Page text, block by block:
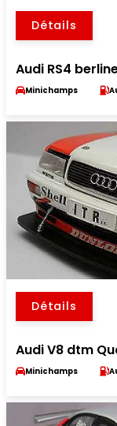
Détails
Audi RS4
Minichamps
Détails
Audi V8 dtm
Minichamps